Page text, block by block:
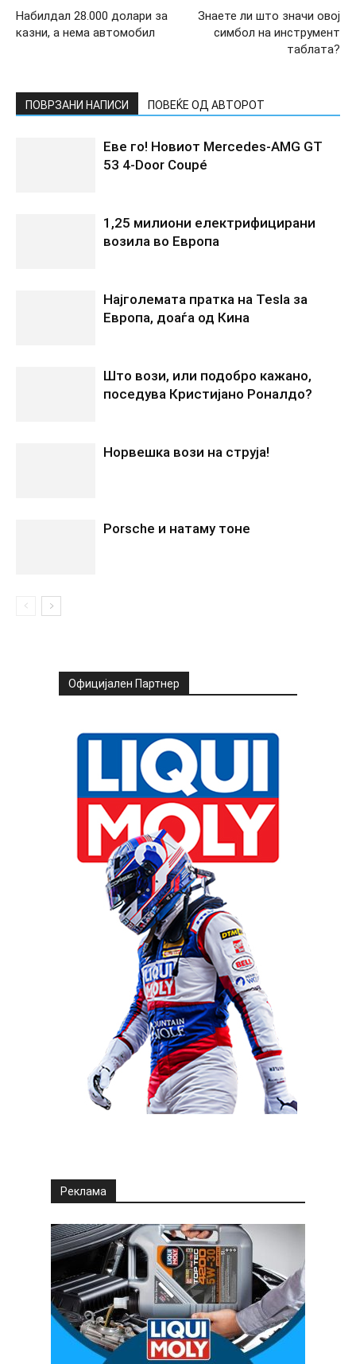
Набилдал 28.000 долари за
казни, а нема автомобил
Знаете ли што значи овој
симбол на инструмент
таблата?
ПОВРЗАНИ НАПИСИ ПОВЕЌЕ ОД АВТОРОТ
Еве го! Новиот Mercedes‑AMG GT
53 4‑Door Coupé
1,25 милиони електрифицирани
возила во Европа
Најголемата пратка на Tesla за
Европа, доаѓа од Кина
Што вози, или подобро кажано,
поседува Кристијано Роналдо?
Норвешка вози на струја!
Porsche и натаму тоне
Официјален Партнер
Реклама